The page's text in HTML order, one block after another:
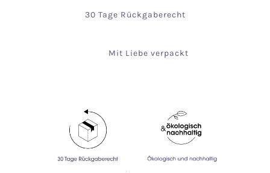
30 Tage Rückgaberecht
Mit Liebe verpackt